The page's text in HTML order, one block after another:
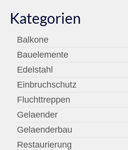
Kategorien
Balkone
Bauelemente
Edelstahl
Einbruchschutz
Fluchttreppen
Gelaender
Gelaenderbau
Restaurierung